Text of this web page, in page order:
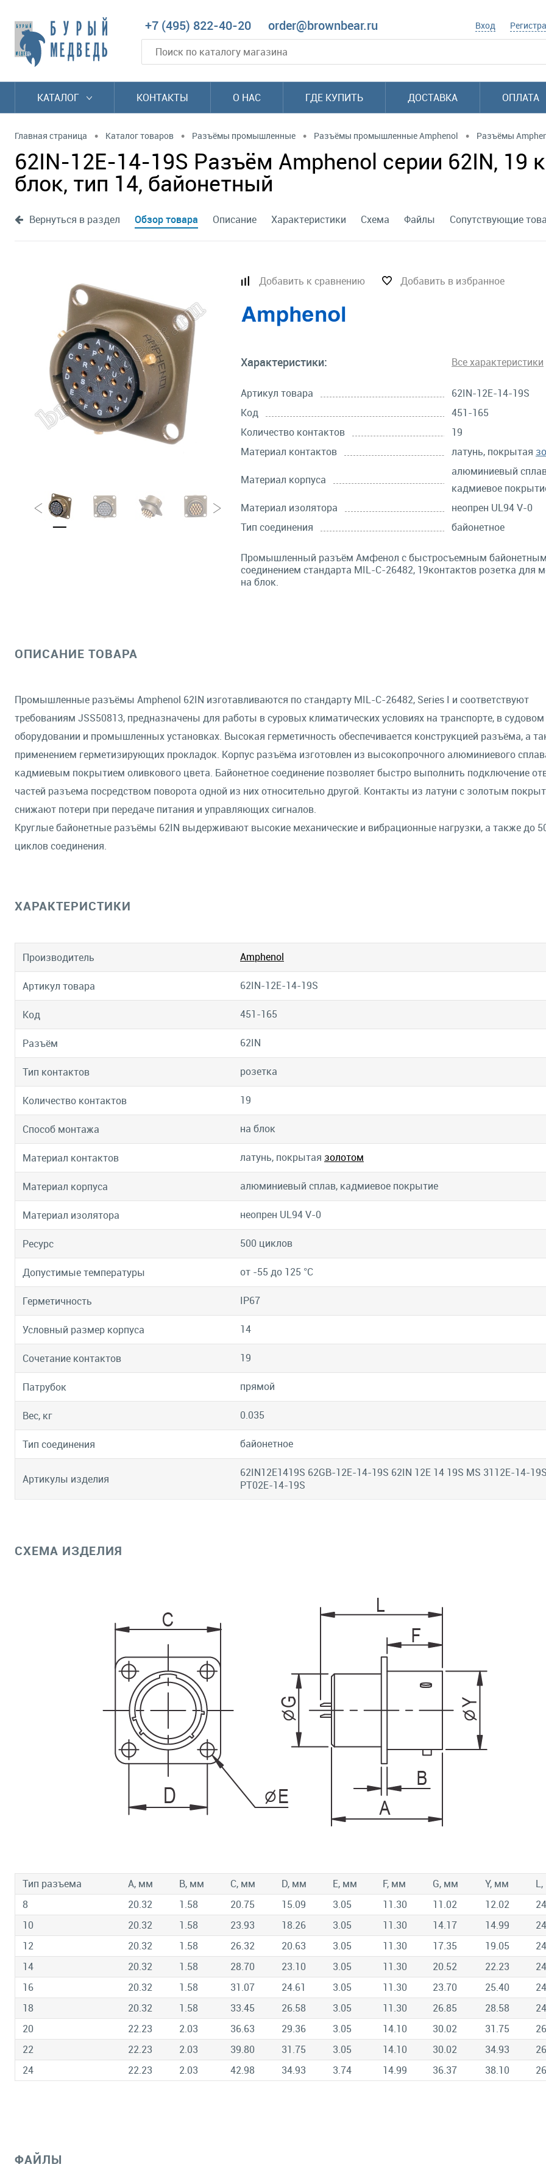
+7 (495) 822-40-20 order@brownbear.ru Вход
КАТАЛОГ КОНТАКТЫ О НАС ГДЕ КУПИТЬ ДОСТАВКА ОПЛАТА
Главная страница • Каталог товаров • Разъёмы промышленные • Разъёмы промышленные Amphenol • Разъёмы
62IN-12E-14-19S Разъём Amphenol серии 62IN, 19
блок, тип 14, байонетный
Вернуться в раздел Обзор товара Описание Характеристики Схема Файлы Сопутствующие
Добавить к сравнению Добавить в избранное
Характеристики: Все характеристики
Артикул товара
62IN-12E-14-19S
Код
451-165
Количество контактов
19
Материал контактов
латунь, покрытая
Материал корпуса
алюминиевый
кадмиевое
Материал изолятора
неопрен UL94 V-0
Тип соединения
байонетное
Промышленный разъём Амфенол с быстросъемным
соединением стандарта MIL-C-26482, 19контактов розетка для
на блок.
ОПИСАНИЕ ТОВАРА
Промышленные разъёмы Amphenol 62IN изготавливаются по стандарту MIL-C-26482, Series I и соответствуют
требованиям JSS50813, предназначены для работы в суровых климатических условиях на транспорте, в судовом
оборудовании и промышленных установках. Высокая герметичность обеспечивается конструкцией разъёма, а
применением герметизирующих прокладок. Корпус разъёма изготовлен из высокопрочного алюминиевого
кадмиевым покрытием оливкового цвета. Байонетное соединение позволяет быстро выполнить подключение
частей разъема посредством поворота одной из них относительно другой. Контакты из латуни с золотым
снижают потери при передаче питания и управляющих сигналов.
Круглые байонетные разъёмы 62IN выдерживают высокие механические и вибрационные нагрузки, а также до
циклов соединения.
ХАРАКТЕРИСТИКИ
Производитель Amphenol
Артикул товара 62IN-12E-14-19S
Код 451-165
Разъём 62IN
Тип контактов розетка
Количество контактов 19
Способ монтажа на блок
Материал контактов латунь, покрытая золотом
Материал корпуса алюминиевый сплав, кадмиевое покрытие
Материал изолятора неопрен UL94 V-0
Ресурс 500 циклов
Допустимые температуры от -55 до 125 °C
Герметичность IP67
Условный размер корпуса 14
Сочетание контактов 19
Патрубок прямой
Вес, кг 0.035
Тип соединения байонетное
Артикулы изделия
62IN12E1419S 62GB-12E-14-19S 62IN 12E 14 19S MS 3112E-14-
PT02E-14-19S
СХЕМА ИЗДЕЛИЯ
Тип разъема A, мм B, мм C, мм D, мм E, мм F, мм G, мм Y, мм
8
20.32 1.58 20.75 15.09 3.05 11.30 11.02 12.02
10
20.32 1.58 23.93 18.26 3.05 11.30 14.17 14.99
12
20.32 1.58 26.32 20.63 3.05 11.30 17.35 19.05
14
20.32 1.58 28.70 23.10 3.05 11.30 20.52 22.23
16
20.32 1.58 31.07 24.61 3.05 11.30 23.70 25.40
18
20.32 1.58 33.45 26.58 3.05 11.30 26.85 28.58
20
22.23 2.03 36.63 29.36 3.05 14.10 30.02 31.75
22
22.23 2.03 39.80 31.75 3.05 14.10 30.02 34.93
24
22.23 2.03 42.98 34.93 3.74 14.99 36.37 38.10
ФАЙЛЫ